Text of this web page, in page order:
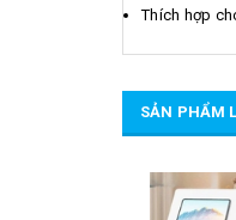
Thích hợp
SẢN PHẨM